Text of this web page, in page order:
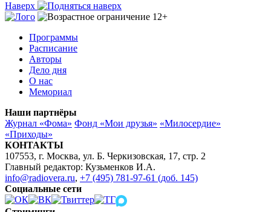
Наверх
Программы
Расписание
Авторы
Дело дня
О нас
Мемориал
Наши партнёры
Журнал «Фома» Фонд «Мои друзья» «Милосердие»
«Приходы»
КОНТАКТЫ
107553, г. Москва, ул. Б. Черкизовская, 17, стр. 2
Главный редактор: Кузьменков И.А.
info@radiovera.ru, +7 (495) 781-97-61 (доб. 145)
Социальные сети